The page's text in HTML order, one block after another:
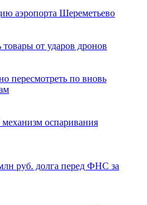
аэропорта Шереметьево
товары от ударов дронов
пересмотреть по вновь
оспаривания
руб. долга перед ФНС за